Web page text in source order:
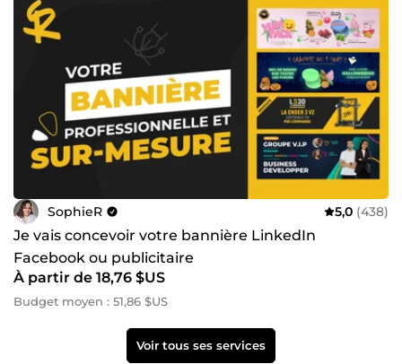
SophieR 5,0 (438)
Je vais concevoir votre bannière LinkedIn
Facebook ou publicitaire
À partir de 18,76 $US
Budget moyen : 51,86 $US
Voir tous ses services